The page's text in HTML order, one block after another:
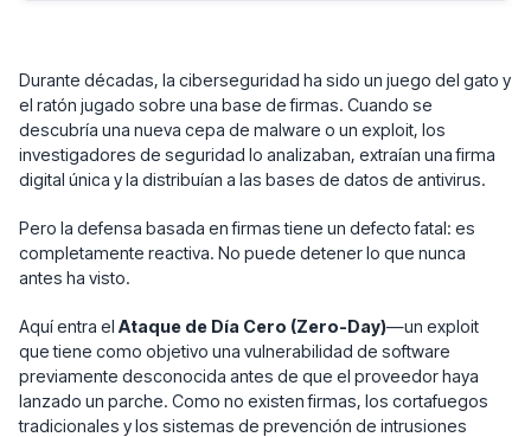
Durante décadas, la ciberseguridad ha sido un juego del gato y
el ratón jugado sobre una base de firmas. Cuando se
descubría una nueva cepa de malware o un exploit, los
investigadores de seguridad lo analizaban, extraían una firma
digital única y la distribuían a las bases de datos de antivirus.
Pero la defensa basada en firmas tiene un defecto fatal: es
completamente reactiva. No puede detener lo que nunca
antes ha visto.
Aquí entra el Ataque de Día Cero (Zero-Day)—un exploit
que tiene como objetivo una vulnerabilidad de software
previamente desconocida antes de que el proveedor haya
lanzado un parche. Como no existen firmas, los cortafuegos
tradicionales y los sistemas de prevención de intrusiones